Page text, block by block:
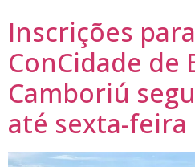
Inscrições
ConCidade de
Camboriú
até sexta-feira